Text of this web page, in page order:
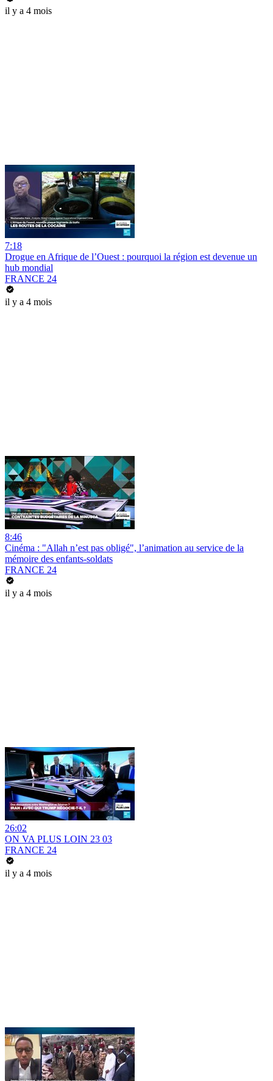
il y a 4 mois
7:18
Drogue en Afrique de l’Ouest : pourquoi la région est devenue un
hub mondial
FRANCE 24
il y a 4 mois
8:46
Cinéma : "Allah n’est pas obligé", l’animation au service de la
mémoire des enfants-soldats
FRANCE 24
il y a 4 mois
26:02
ON VA PLUS LOIN 23 03
FRANCE 24
il y a 4 mois